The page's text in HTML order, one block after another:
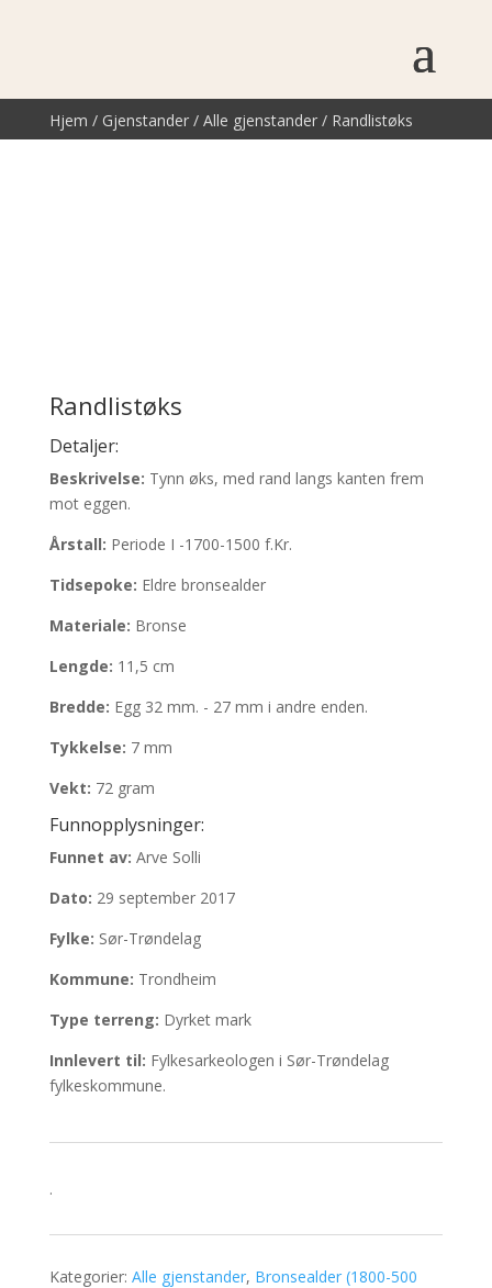
Hjem / Gjenstander/ Alle gjenstander/ Randlistøks
Randlistøks
Detaljer:
Beskrivelse: Tynn øks, med rand langs kanten frem
mot eggen.
Årstall: Periode I -1700-1500 f.Kr.
Tidsepoke: Eldre bronsealder
Materiale: Bronse
Lengde: 11,5 cm
Bredde: Egg 32 mm. - 27 mm i andre enden.
Tykkelse: 7 mm
Vekt: 72 gram
Funnopplysninger:
Funnet av: Arve Solli
Dato: 29 september 2017
Fylke: Sør-Trøndelag
Kommune: Trondheim
Type terreng: Dyrket mark
Innlevert til: Fylkesarkeologen i Sør-Trøndelag
fylkeskommune.
.
Kategorier: Alle gjenstander, Bronsealder (1800-500